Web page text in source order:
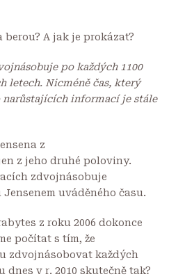
A jak je prokázat?
po každých 1100
letech. Nicméně čas, který
narůstajících informací je stále
z
z jeho druhé poloviny.
zdvojnásobuje
uváděného času.
z roku 2006 dokonce
počítat s tím, že
zdvojnásobovat každých
dnes v r. 2010 skutečně tak?